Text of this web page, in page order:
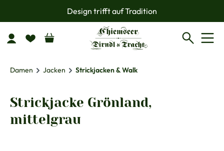
Zum Hauptinhalt springenDesign trifft auf Tradition
Damen Jacken Strickjacken & Walk
Strickjacke Grönland,
mittelgrau